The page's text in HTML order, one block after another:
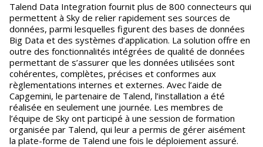
Talend Data Integration fournit plus de 800 connecteurs qui
permettent à Sky de relier rapidement ses sources de
données, parmi lesquelles figurent des bases de données
Big Data et des systèmes d’application. La solution offre en
outre des fonctionnalités intégrées de qualité de données
permettant de s’assurer que les données utilisées sont
cohérentes, complètes, précises et conformes aux
règlementations internes et externes. Avec l’aide de
Capgemini, le partenaire de Talend, l’installation a été
réalisée en seulement une journée. Les membres de
l’équipe de Sky ont participé à une session de formation
organisée par Talend, qui leur a permis de gérer aisément
la plate-forme de Talend une fois le déploiement assuré.